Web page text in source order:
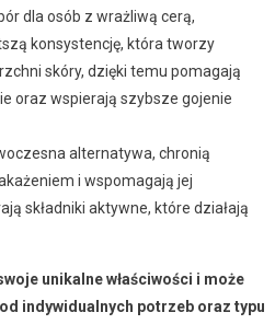
dla osób z wrażliwą cerą,
konsystencję, która tworzy
skóry, dzięki temu pomagają
oraz wspierają szybsze gojenie
alternatywa, chronią
i wspomagają jej
składniki aktywne, które działają
unikalne właściwości i może
indywidualnych potrzeb oraz typu